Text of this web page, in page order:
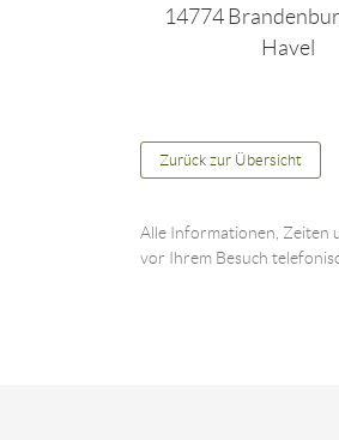
14774
Havel
Zurück zur Übersicht
Alle Informationen, Zeiten
vor Ihrem Besuch